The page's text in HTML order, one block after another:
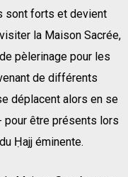
sont forts et devient
la Maison Sacrée,
pèlerinage pour les
de différents
déplacent alors en se
pour être présents lors
Ḥajj éminente.